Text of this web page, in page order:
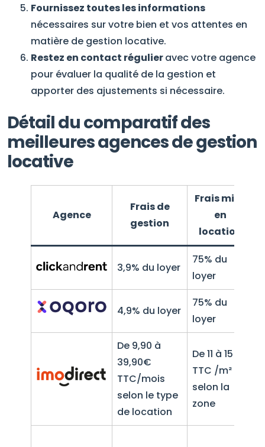
Fournissez toutes les informations
nécessaires sur votre bien et vos attentes en
matière de gestion locative.
Restez en contact régulieravec votre agence
pour évaluer la qualité de la gestion et
apporter des ajustements si nécessaire.
Détail du comparatif des
meilleures agences de gestion
locative
Agence
Frais de
gestion
Frais mise
en
location
3,9% du loyer
75% du
loyer
4,9% du loyer
75% du
loyer
De 9,90 à
39,90€
TTC/mois
selon le type
de location
De 11 à 15 €
TTC /m²
selon la
zone